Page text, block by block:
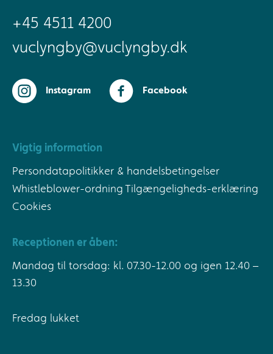
+45 4511 4200
vuclyngby@vuclyngby.dk
Instagram Facebook
Vigtig information
Persondatapolitikker & handelsbetingelser
Whistleblower-ordning Tilgængeligheds-erklæring
Cookies
Receptionen er åben:
Mandag til torsdag: kl. 07.30-12.00 og igen 12.40 –
13.30
Fredag lukket